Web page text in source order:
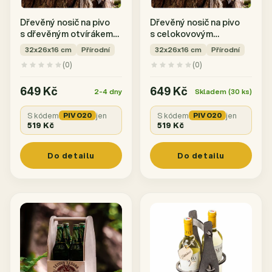
Dřevěný nosič na pivo
s dřevěným otvírákem
+ 6ks kulatých
32x26x16 cm
Přírodní
(0)
649 Kč 2-4 dny
S kódem PIVO20 jen
519 Kč
Do detailu
Dřevěný nosič na pivo
s celokovovým
otvírákem + 6ks
32x26x16 cm
Přírodní
(0)
649 Kč Skladem (30 ks)
S kódem PIVO20 jen
519 Kč
Do detailu